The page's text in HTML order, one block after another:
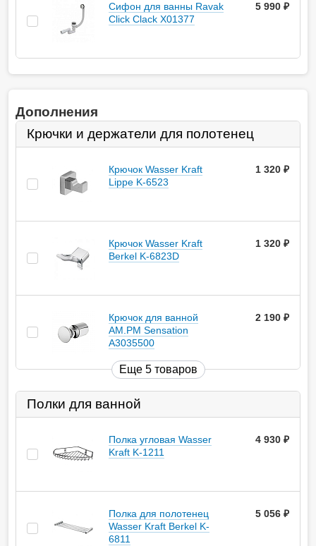
Сифон для ванны Ravak
Click Clack X01377
5 990 ₽
Дополнения
Крючки и держатели для полотенец
Крючок Wasser Kraft
Lippe K-6523
1 320
Крючок Wasser Kraft
Berkel K-6823D
1 320
Крючок для ванной
AM.PM Sensation
A3035500
2 190
Еще 5 товаров
Полки для ванной
Полка угловая Wasser
Kraft K-1211
4 930
Полка для полотенец
Wasser Kraft Berkel K-
6811
5 056